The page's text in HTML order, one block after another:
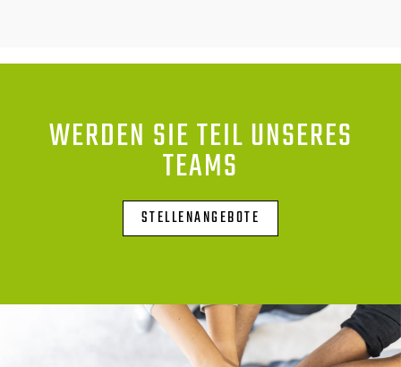
WERDEN SIE TEIL UNSERES
TEAMS
STELLENANGEBOTE